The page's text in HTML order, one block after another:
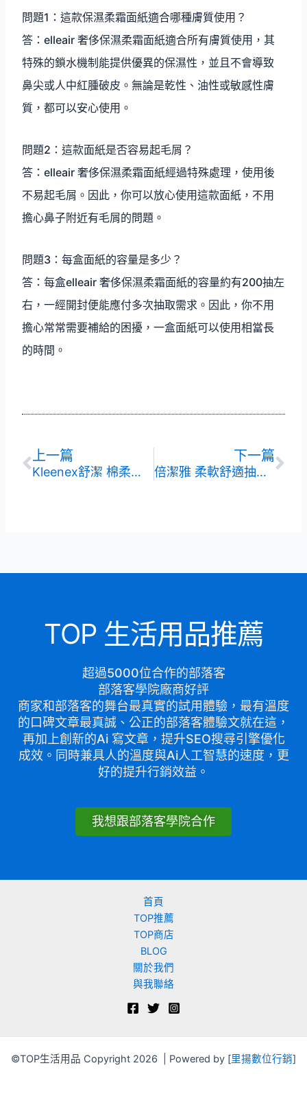
問題1：這款保濕柔霜面紙適合哪種膚質使用？
答：elleair 奢侈保濕柔霜面紙適合所有膚質使用，其
特殊的鎖水機制能提供優異的保濕性，並且不會導致
鼻尖或人中紅腫破皮。無論是乾性、油性或敏感性膚
質，都可以安心使用。
問題2：這款面紙是否容易起毛屑？
答：elleair 奢侈保濕柔霜面紙經過特殊處理，使用後
不易起毛屑。因此，你可以放心使用這款面紙，不用
擔心鼻子附近有毛屑的問題。
問題3：每盒面紙的容量是多少？
答：每盒elleair 奢侈保濕柔霜面紙的容量約有200抽左
右，一經開封便能應付多次抽取需求。因此，你不用
擔心常常需要補給的困擾，一盒面紙可以使用相當長
的時間。
上一頁
上一篇
Kleenex舒潔 棉柔舒適抽取式衛生紙
下一篇
倍潔雅 柔軟舒適抽取式衛生紙
下
TOP 生活用品推薦
超過5000位合作的部落客
部落客學院廠商好評
商家和部落客的舞台最真實的試用體驗，最有溫度
的口碑文章最真誠、公正的部落客體驗文就在這，
再加上創新的Ai 寫文章，提升SEO搜尋引擎優化
成效。同時兼具人的溫度與Ai人工智慧的速度，更
好的提升行銷效益。
我想跟部落客學院合作
首頁
TOP推薦
TOP商店
BLOG
關於我們
與我聯絡
©TOP生活用品 Copyright 2026 | Powered by [里揚數位行銷]